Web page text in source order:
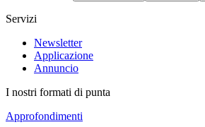
Servizi
Newsletter
Applicazione
Annuncio
I nostri formati di punta
Approfondimenti